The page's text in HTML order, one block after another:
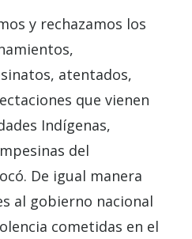
y rechazamos los
atentados,
que vienen
Indígenas,
del
De igual manera
al gobierno nacional
cometidas en el